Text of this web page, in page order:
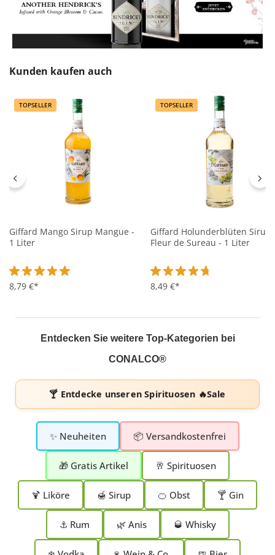
Produktgalerie überspringen
Kunden kaufen auch
TOPSELLER
Giffard Mango Sirup Mangue -
1 Liter
Durchschnittliche Bewertung von 5 von 5 Sternen
8,79 €*
TOPSELLER
Giffard Holunderblüten Sirup
Fleur de Sureau - 1 Liter
Durchschnittliche
8,49 €*
Entdecken Sie weitere Top-Kategorien bei
CONALCO®
🍸 Entdecke unserenSpirituosen 🔥Sale
✨ Neuheiten 📦 Versandkostenfrei
🎁 Gratis Artikel 🥂 Spirituosen
🍹 Liköre 🍯 Sirup 🍊 Obst 🍸 Gin
⚓ Rum 🌿 Anis 🥃 Whisky